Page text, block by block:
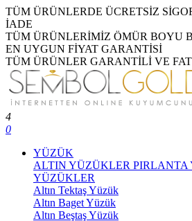
TÜM ÜRÜNLERDE ÜCRETSİZ
İADE
TÜM ÜRÜNLERİMİZ ÖMÜR BOYU
EN UYGUN FİYAT GARANTİSİ
TÜM ÜRÜNLER GARANTİLİ VE
4
0
YÜZÜK
ALTIN YÜZÜKLER PIRLANTA
YÜZÜKLER
Altın Tektaş Yüzük
Altın Baget Yüzük
Altın Beştaş Yüzük